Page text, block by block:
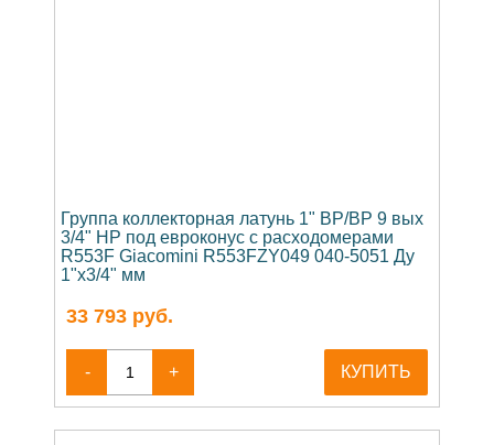
Группа коллекторная латунь 1" ВР/ВР 9 вых
3/4" НР под евроконус с расходомерами
R553F Giacomini R553FZY049 040-5051 Ду
1"х3/4" мм
33 793 руб.
- + КУПИТЬ